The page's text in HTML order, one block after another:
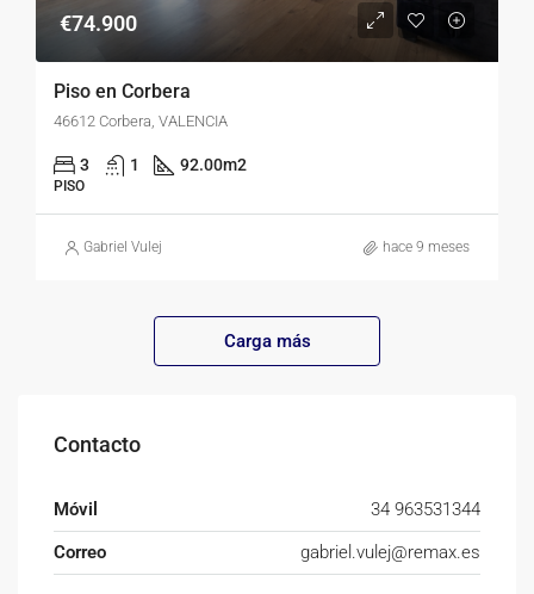
€74.900
Piso en Corbera
46612 Corbera, VALENCIA
3 1 92.00m2
PISO
Gabriel Vulej hace 9 meses
Carga más
Contacto
Móvil
34 963531344
Correo
gabriel.vulej@remax.es